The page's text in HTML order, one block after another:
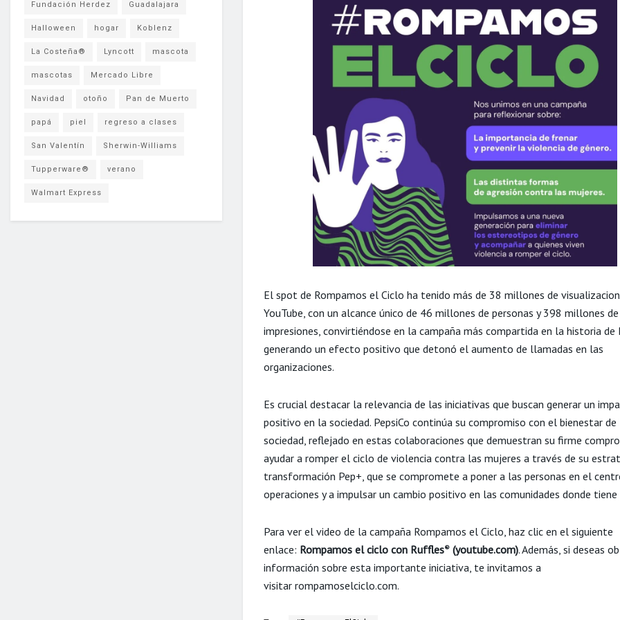
El spot de Rompamos el Ciclo ha tenido más de 38 millones de
YouTube, con un alcance único de 46 millones de personas y 398 millones de
impresiones, convirtiéndose en la campaña más compartida en la historia de
generando un efecto positivo que detonó el aumento de llamadas en las
organizaciones.
Es crucial destacar la relevancia de las iniciativas que buscan generar un
positivo en la sociedad. PepsiCo continúa su compromiso con el bienestar de
sociedad, reflejado en estas colaboraciones que demuestran su firme
ayudar a romper el ciclo de violencia contra las mujeres a través de su
transformación Pep+, que se compromete a poner a las personas en el
operaciones y a impulsar un cambio positivo en las comunidades donde tiene
Para ver el video de la campaña Rompamos el Ciclo, haz clic en el siguiente
enlace: Rompamos el ciclo con Ruffles® (youtube.com). Además, si deseas
información sobre esta importante iniciativa, te invitamos a
visitar rompamoselciclo.com.
Fundación Herdez Guadalajara
Halloween hogar Koblenz
La Costeña® Lyncott mascota
mascotas Mercado Libre
Navidad otoño Pan de Muerto
papá piel regreso a clases
San Valentín Sherwin-Williams
Tupperware® verano
Walmart Express